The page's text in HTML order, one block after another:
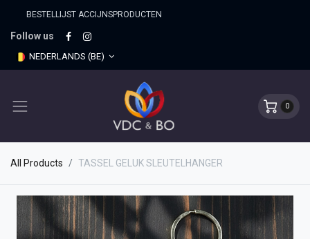
BESTELLIJST ACCIJNSPRO​DUCTEN
Follow us
NEDERLANDS (BE)
0
All Products TASSEL GELUK SLEUTELHANGER